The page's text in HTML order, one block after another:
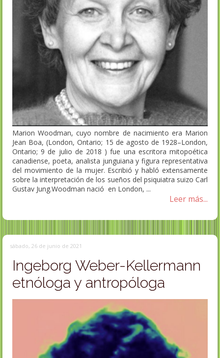
Marion Woodman, cuyo nombre de nacimiento era Marion
Jean Boa, (London, Ontario; 15 de agosto de 1928​–London,
Ontario; 9 de julio de 2018 ​) fue una escritora mitopoética
canadiense, poeta, analista junguiana y figura representativa
del movimiento de la mujer. Escribió y habló extensamente
sobre la interpretación de los sueños del psiquiatra suizo Carl
Gustav Jung.​ Woodman nació en London, ...
Leer más...
sábado, 26 de junio de 2021
Ingeborg Weber-Kellermann
etnóloga y antropóloga